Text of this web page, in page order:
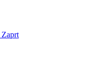
Zaprt